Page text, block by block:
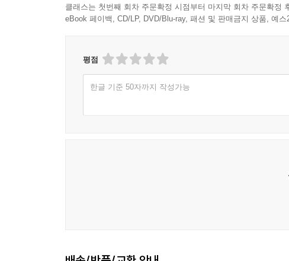
클래스는 첫번째 회차 주문확정 시점부터 마지막 회차 주문확정
eBook 페이백, CD/LP, DVD/Blu-ray, 패션 및 판매금지 상품, 예
평점
한글 기준 50자까지 작성가능